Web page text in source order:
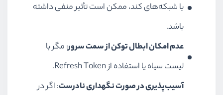
یا شبکه‌های کند، ممکن است تأثیر منفی داشته
باشد.
عدم امکان ابطال توکن از سمت سرور: مگر با
لیست سیاه یا استفاده از Refresh Token.
آسیب‌پذیری در صورت نگهداری نادرست: اگر در